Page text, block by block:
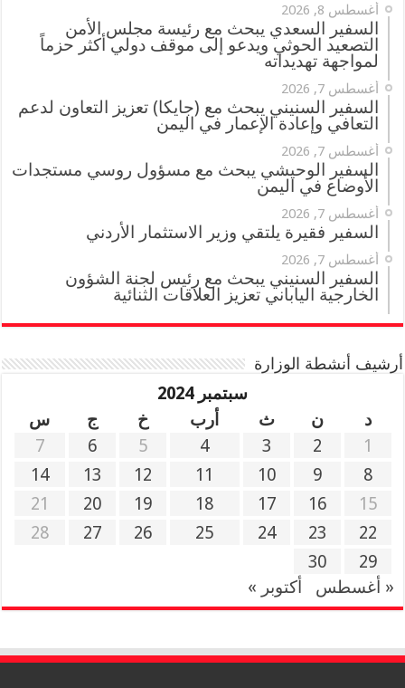
أغسطس 8, 2026
السفير السعدي يبحث مع رئيسة مجلس الأمن
التصعيد الحوثي ويدعو إلى موقف دولي أكثر حزماً
لمواجهة تهديداته
أغسطس 7, 2026
السفير السنيني يبحث مع (جايكا) تعزيز التعاون لدعم
التعافي وإعادة الإعمار في اليمن
أغسطس 7, 2026
السفير الوحيشي يبحث مع مسؤول روسي مستجدات
الأوضاع في اليمن
أغسطس 7, 2026
السفير فقيرة يلتقي وزير الاستثمار الأردني
أغسطس 7, 2026
السفير السنيني يبحث مع رئيس لجنة الشؤون
الخارجية الياباني تعزيز العلاقات الثنائية
أرشيف أنشطة الوزارة
سبتمبر 2024
د
ن ث أرب خ ج
س
1
2
3
4
5
6
7
8
9
10
11
12
13
14
15
16
17
18
19
20
21
22
23
24
25
26
27
28
29
30
« أغسطس
أكتوبر »